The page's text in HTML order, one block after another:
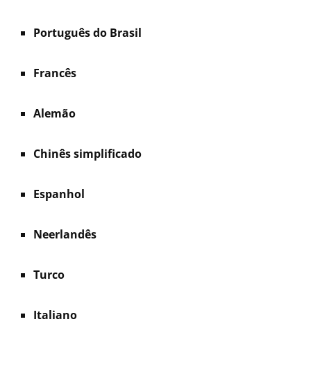
Português do Brasil
Francês
Alemão
Chinês simplificado
Espanhol
Neerlandês
Turco
Italiano